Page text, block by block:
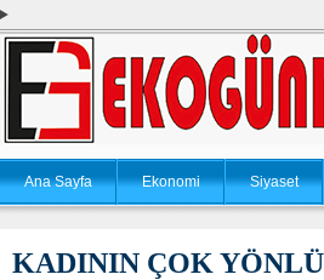
Ana Sayfa Ekonomi Siyaset
KADININ ÇOK